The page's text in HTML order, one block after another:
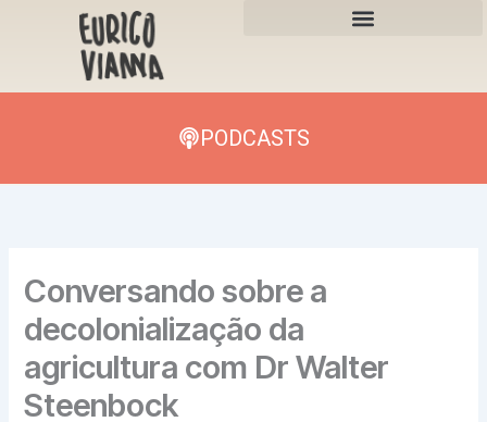
PODCASTS
Conversando sobre a
decolonialização da
agricultura com Dr Walter
Steenbock